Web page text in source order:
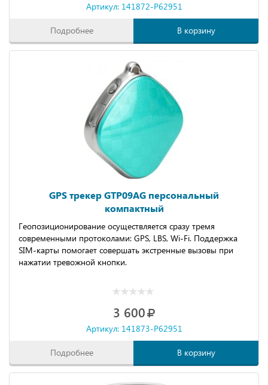
Артикул: 141872-P62951
Подробнее В корзину
GPS трекер GTP09AG персональный
компактный
Геопозиционирование осуществляется сразу тремя
современными протоколами: GPS, LBS, Wi-Fi. Поддержка
SIM-карты помогает совершать экстренные вызовы при
нажатии тревожной кнопки.
3 600
Артикул: 141873-P62951
Подробнее В корзину